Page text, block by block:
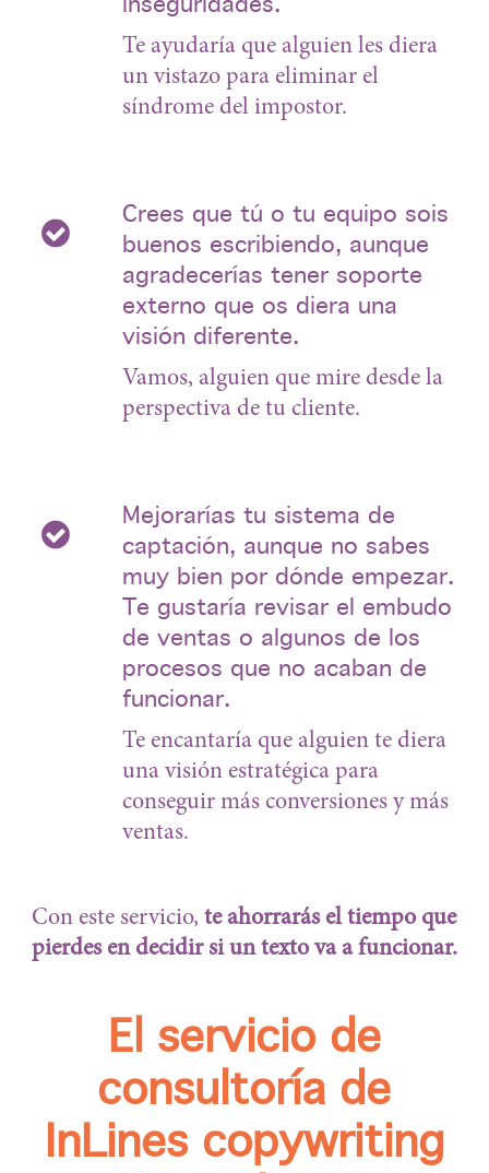
inseguridades.
Te ayudaría que alguien les diera
un vistazo para eliminar el
síndrome del impostor.
Crees que tú o tu equipo sois
buenos escribiendo, aunque
agradecerías tener soporte
externo que os diera una
visión diferente.
Vamos, alguien que mire desde la
perspectiva de tu cliente.
Mejorarías tu sistema de
captación, aunque no sabes
muy bien por dónde empezar.
Te gustaría revisar el embudo
de ventas o algunos de los
procesos que no acaban de
funcionar.
Te encantaría que alguien te diera
una visión estratégica para
conseguir más conversiones y más
ventas.
Con este servicio,te ahorrarás el tiempo que
pierdes en decidir si un texto va a funcionar.
El servicio de
consultoría de
InLines copywriting